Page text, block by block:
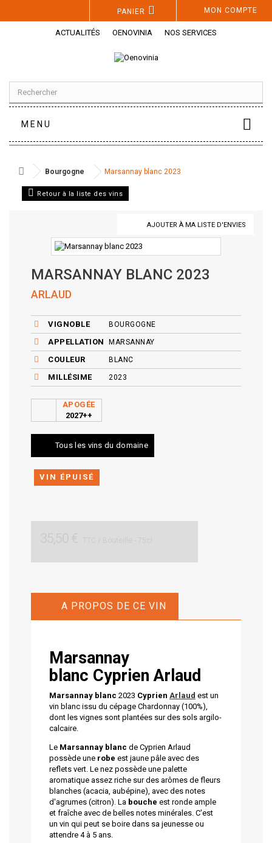
MON COMPTE
PANIER
ACTUALITÉS OENOVINIA NOS SERVICES
MENU
Bourgogne Marsannay blanc 2023
AJOUTER À MA LISTE D'ENVIES
Retour à la liste des vins
MARSANNAY BLANC 2023
ARLAUD
VIGNOBLE BOURGOGNE
APPELLATION MARSANNAY
COULEUR BLANC
MILLÉSIME 2023
APOGÉE
2027++
Tous les vins du domaine
VIN ÉPUISÉ
A PROPOS DE CE VIN
Marsannay
blanc Cyprien Arlaud
Marsannay blanc 2023 Cyprien Arlaud est un
vin blanc issu du cépage Chardonnay (100%),
dont les vignes sont plantées sur des sols argilo-
calcaire.
Le Marsannay blanc de Cyprien Arlaud
possède une robe est jaune pâle avec des
reflets vert. Le nez possède une palette
aromatique assez riche sur des arômes de fleurs
blanches (acacia, aubépine), avec des notes
d'agrumes (citron). La bouche est ronde ample
et fraîche avec de belles notes minérales. C'est
un vin qui peut se boire dans sa jeunesse ou
attendre 4 à 5 ans.